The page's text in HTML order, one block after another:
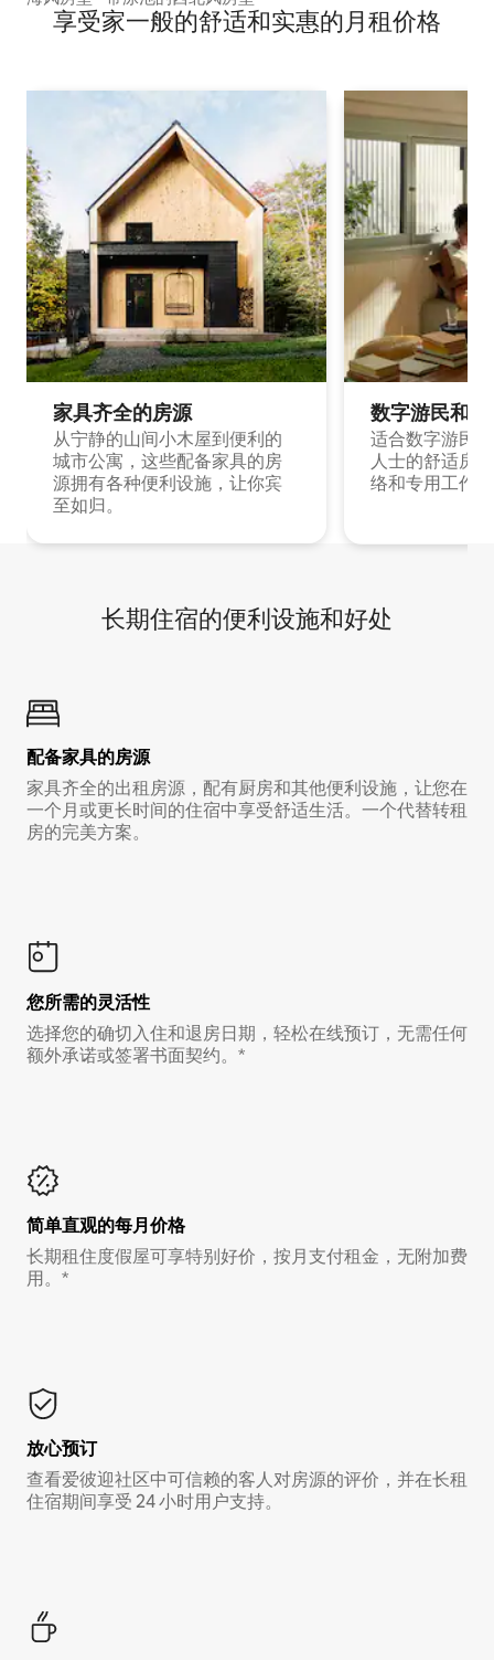
享受家一般的舒适和实惠的月租价格
家具齐全的房源
从宁静的山间小木屋到便利的
城市公寓，这些配备家具的房
源拥有各种便利设施，让你宾
至如归。
数字游民和
适合数字游民
人士的舒适房
络和专用工作
长期住宿的便利设施和好处
配备家具的房源
家具齐全的出租房源，配有厨房和其他便利设施，让您在
一个月或更长时间的住宿中享受舒适生活。一个代替转租
房的完美方案。
您所需的灵活性
选择您的确切入住和退房日期，轻松在线预订，无需任何
额外承诺或签署书面契约。*
简单直观的每月价格
长期租住度假屋可享特别好价，按月支付租金，无附加费
用。*
放心预订
查看爱彼迎社区中可信赖的客人对房源的评价，并在长租
住宿期间享受 24 小时用户支持。